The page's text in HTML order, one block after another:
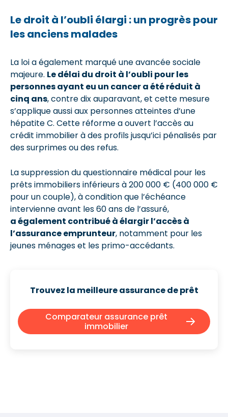
Le droit à l’oubli élargi : un progrès pour
les anciens malades
La loi a également marqué une avancée sociale
majeure. Le délai du droit à l’oubli pour les
personnes ayant eu un cancer a été réduit à
cinq ans, contre dix auparavant, et cette mesure
s’applique aussi aux personnes atteintes d’une
hépatite C. Cette réforme a ouvert l’accès au
crédit immobilier à des profils jusqu’ici pénalisés par
des surprimes ou des refus.
La suppression du questionnaire médical pour les
prêts immobiliers inférieurs à 200 000 € (400 000 €
pour un couple), à condition que l’échéance
intervienne avant les 60 ans de l’assuré,
a également contribué à élargir l’accès à
l’assurance emprunteur, notamment pour les
jeunes ménages et les primo-accédants.
Trouvez la meilleure assurance de prêt
Comparateur assurance prêt
immobilier